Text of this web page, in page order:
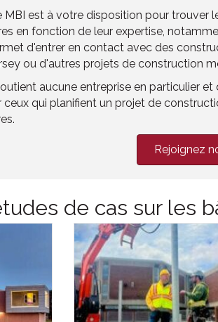
MBI est à votre disposition pour
en fonction de leur expertise,
d'entrer en contact avec des
ou d'autres projets de construction
aucune entreprise en particulier
qui planifient un projet de
Rejoignez
de cas sur les